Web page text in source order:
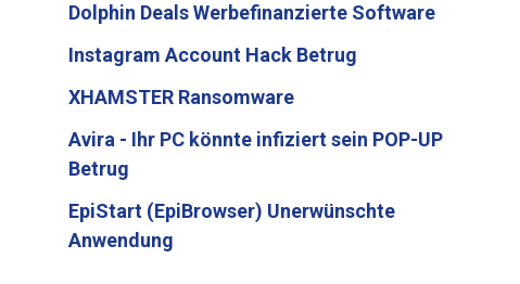
Dolphin Deals Werbefinanzierte Software
Instagram Account Hack Betrug
XHAMSTER Ransomware
Avira - Ihr PC könnte infiziert sein POP-UP
Betrug
EpiStart (EpiBrowser) Unerwünschte
Anwendung